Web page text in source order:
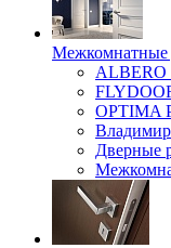
Межкомнатные
ALBERO
OPTIMA
Дверные